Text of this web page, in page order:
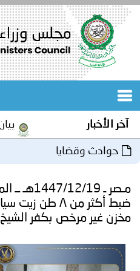
الرئيسية
المجلس
مؤتمرات
و
اجتماعات
جهود
و
برامج
آخر الأخبار بيان
حوادث وقضايا
ضبط أكثر من ٨
مخزن غير مرخص بكفر